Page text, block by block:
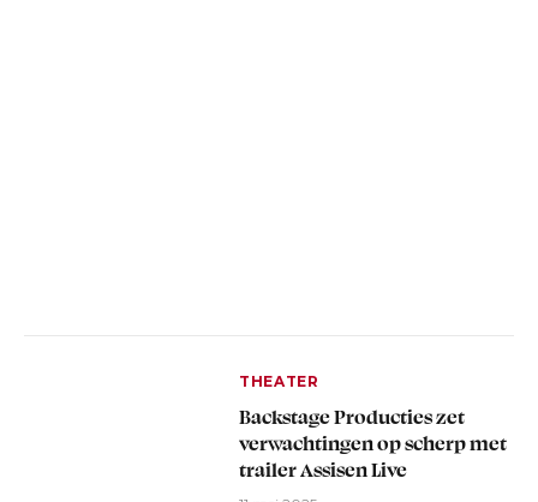
THEATER
Backstage Producties zet
verwachtingen op scherp met
trailer Assisen Live